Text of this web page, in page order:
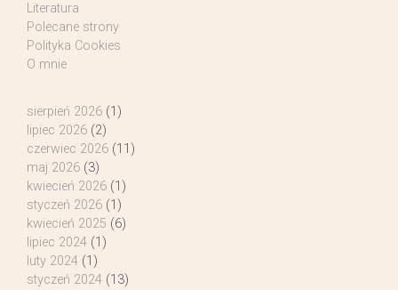
Literatura
Polecane strony
Polityka Cookies
O mnie
sierpień 2026 (1)
lipiec 2026 (2)
czerwiec 2026 (11)
maj 2026 (3)
kwiecień 2026 (1)
styczeń 2026 (1)
kwiecień 2025 (6)
lipiec 2024 (1)
luty 2024 (1)
styczeń 2024 (13)